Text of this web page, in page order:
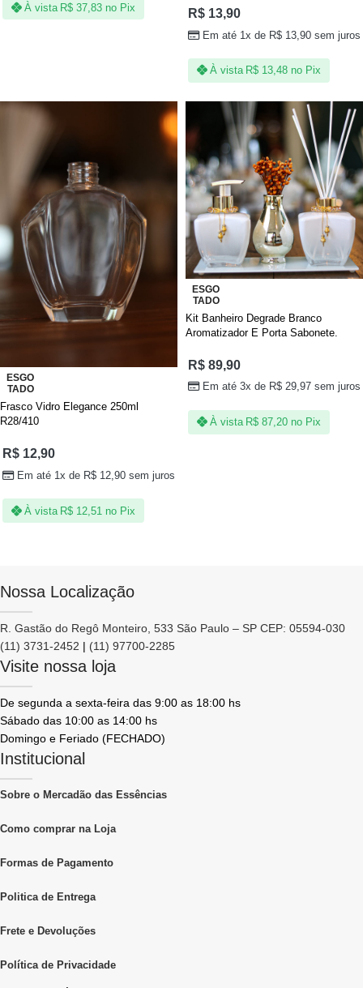
À vista R$ 37,83 no Pix R$13,90
Em até 1x de R$ 13,90 sem juros
À vista R$ 13,48 no Pix
ESGO
TADO
Frasco Vidro Elegance 250ml
R28/410
R$12,90
Em até 1x de R$ 12,90 sem juros
À vista R$ 12,51 no Pix
ESGO
TADO
Kit Banheiro Degrade Branco
Aromatizador E Porta Sabonete.
R$89,90
Em até 3x de R$ 29,97 sem juros
À vista R$ 87,20 no Pix
Nossa Localização
R. Gastão do Regô Monteiro, 533 São Paulo – SP CEP: 05594-030
(11) 3731-2452 | (11) 97700-2285
Visite nossa loja
De segunda a sexta-feira das 9:00 as 18:00 hs
Sábado das 10:00 as 14:00 hs
Domingo e Feriado (FECHADO)
Institucional
Sobre o Mercadão das Essências
Como comprar na Loja
Formas de Pagamento
Politica de Entrega
Frete e Devoluções
Política de Privacidade